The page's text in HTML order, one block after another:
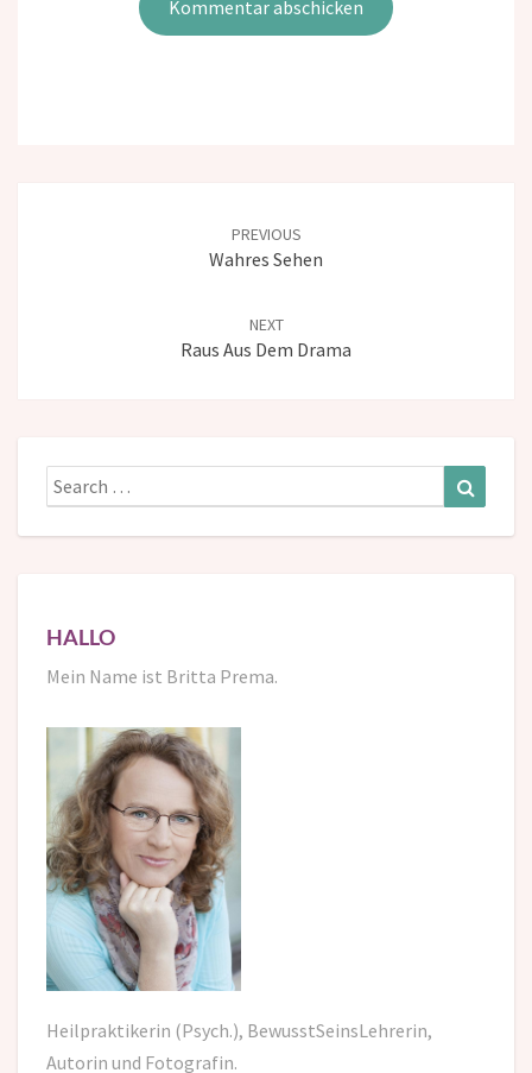
PREVIOUS
Wahres Sehen
NEXT
Raus Aus Dem Drama
Search
for:
HALLO
Mein Name ist Britta Prema.
Heilpraktikerin (Psych.), BewusstSeinsLehrerin,
Autorin und Fotografin.